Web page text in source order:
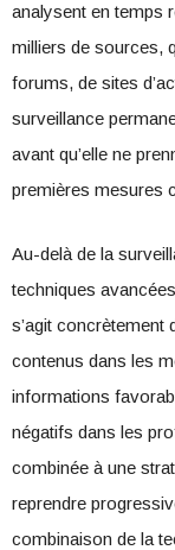
analysent en temps
milliers de sources,
forums, de sites
surveillance
avant qu’elle ne
premières mesures
Au-delà de la
techniques
s’agit concrètement
contenus dans les
informations
négatifs dans les
combinée à une
reprendre
combinaison de la